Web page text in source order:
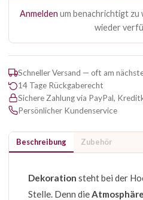
Anmelden um benachrichtigt zu
wieder
Schneller Versand — oft am
14 Tage Rückgaberecht
Sichere Zahlung via PayPal,
Persönlicher Kundenservice
Beschreibung Zubehör
Dekoration steht bei der
Stelle. Denn die Atmosphäre